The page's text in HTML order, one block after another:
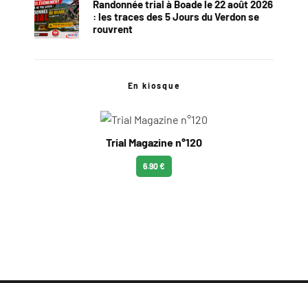
Randonnée trial à Boade le 22 août 2026
: les traces des 5 Jours du Verdon se
rouvrent
En kiosque
Trial Magazine n°120
6.90 €